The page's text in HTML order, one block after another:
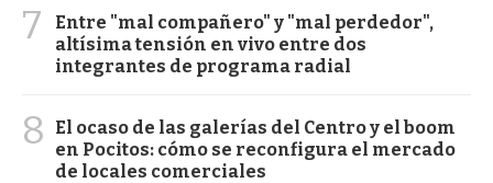
7
Entre "mal compañero" y "mal perdedor",
altísima tensión en vivo entre dos
integrantes de programa radial
8
El ocaso de las galerías del Centro y el boom
en Pocitos: cómo se reconfigura el mercado
de locales comerciales